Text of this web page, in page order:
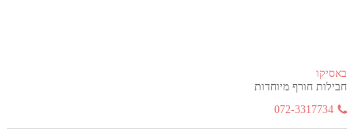
באסיקו
חבילות חורף מיוחדות
072-3317734